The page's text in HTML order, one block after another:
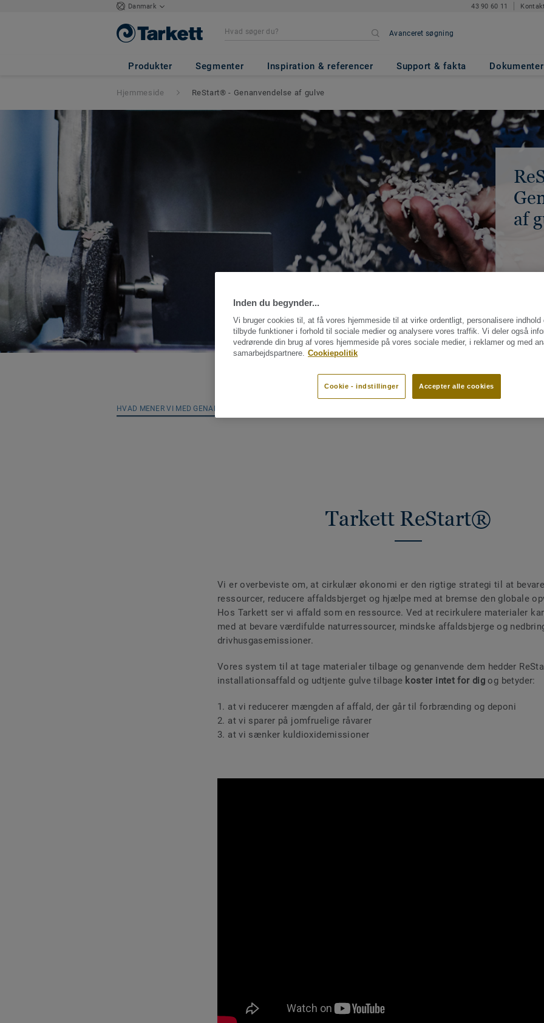
Danmark 43 90 60 11
Avanceret søgning
Produkter Segmenter Inspiration & referencer Support & fakta Dokumenter
Hjemmeside ReStart® - Genanvendelse af gulve
af
HVAD MENER VI MED GENANVENDELSE I PRAKSIS?
Tarkett ReStart®
Vi er overbeviste om, at cirkulær økonomi er den rigtige strategi til at
ressourcer, reducere affaldsbjerget og hjælpe med at bremse den globale
Hos Tarkett ser vi affald som en ressource. Ved at recirkulere materialer
med at bevare værdifulde naturressourcer, mindske affaldsbjerge og
drivhusgasemissioner.
Vores system til at tage materialer tilbage og genanvende dem hedder
installationsaffald og udtjente gulve tilbage koster intet for dig og betyder:
1. at vi reducerer mængden af affald, der går til forbrænding og deponi
2. at vi sparer på jomfruelige råvarer
3. at vi sænker kuldioxidemissioner
Inden du begynder...
Vi bruger cookies til, at få vores hjemmeside til at virke ordentligt, personalisere indhold
tilbyde funktioner i forhold til sociale medier og analysere vores traffik. Vi deler også
vedrørende din brug af vores hjemmeside på vores sociale medier, i reklamer og med
samarbejdspartnere. Cookiepolitik
Accepter alle cookies
Cookie - indstillinger